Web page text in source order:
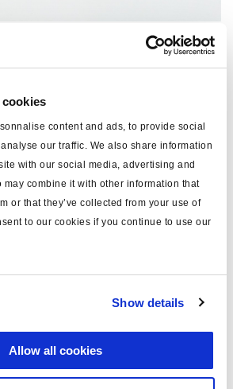
content and ads, to provide social
our traffic. We also share information
with our social media, advertising and
combine it with other information that
or that they’ve collected from your use of
to our cookies if you continue to use our
Show details
Allow all cookies
las existencias y realizar pedidos.
técnicas
cable
relacionadas en nuestra